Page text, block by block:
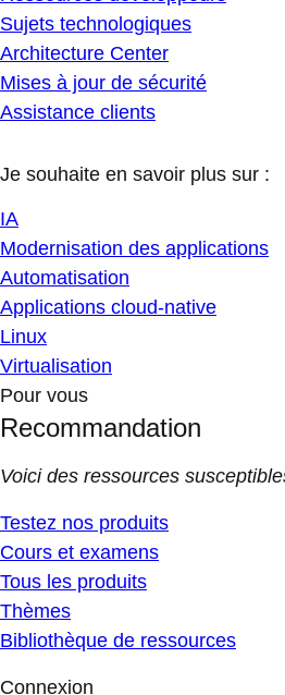
Sujets technologiques
Architecture Center
Mises à jour de sécurité
Assistance clients
Je souhaite en savoir plus sur :
IA
Modernisation des applications
Automatisation
Applications cloud-native
Linux
Virtualisation
Pour vous
Recommandation
Voici des ressources
Testez nos produits
Cours et examens
Tous les produits
Thèmes
Bibliothèque de ressources
Connexion